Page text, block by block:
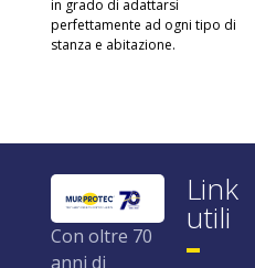
in grado di adattarsi
perfettamente ad ogni tipo di
stanza e abitazione.
Con oltre 70
anni di
Link
utili